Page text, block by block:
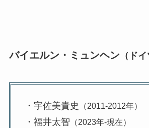
バイエルン・ミュンヘン （ドイ
・宇佐美貴史 （2011-2012年）
・福井太智 （2023年-現在）